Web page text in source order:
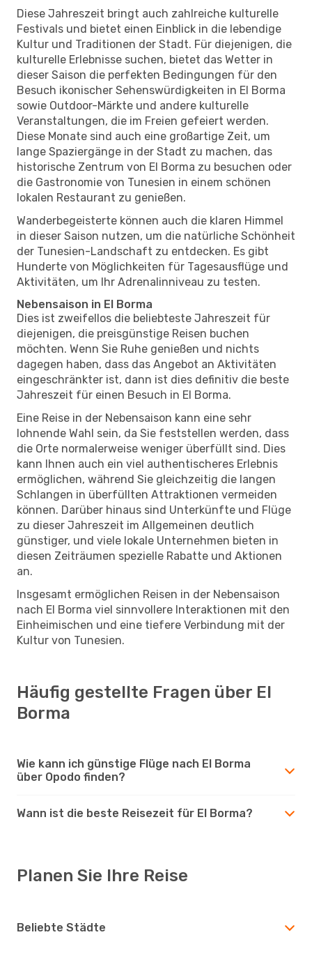
Diese Jahreszeit bringt auch zahlreiche kulturelle
Festivals und bietet einen Einblick in die lebendige
Kultur und Traditionen der Stadt. Für diejenigen, die
kulturelle Erlebnisse suchen, bietet das Wetter in
dieser Saison die perfekten Bedingungen für den
Besuch ikonischer Sehenswürdigkeiten in El Borma
sowie Outdoor-Märkte und andere kulturelle
Veranstaltungen, die im Freien gefeiert werden.
Diese Monate sind auch eine großartige Zeit, um
lange Spaziergänge in der Stadt zu machen, das
historische Zentrum von El Borma zu besuchen oder
die Gastronomie von Tunesien in einem schönen
lokalen Restaurant zu genießen.
Wanderbegeisterte können auch die klaren Himmel
in dieser Saison nutzen, um die natürliche Schönheit
der Tunesien-Landschaft zu entdecken. Es gibt
Hunderte von Möglichkeiten für Tagesausflüge und
Aktivitäten, um Ihr Adrenalinniveau zu testen.
Nebensaison in El Borma
Dies ist zweifellos die beliebteste Jahreszeit für
diejenigen, die preisgünstige Reisen buchen
möchten. Wenn Sie Ruhe genießen und nichts
dagegen haben, dass das Angebot an Aktivitäten
eingeschränkter ist, dann ist dies definitiv die beste
Jahreszeit für einen Besuch in El Borma.
Eine Reise in der Nebensaison kann eine sehr
lohnende Wahl sein, da Sie feststellen werden, dass
die Orte normalerweise weniger überfüllt sind. Dies
kann Ihnen auch ein viel authentischeres Erlebnis
ermöglichen, während Sie gleichzeitig die langen
Schlangen in überfüllten Attraktionen vermeiden
können. Darüber hinaus sind Unterkünfte und Flüge
zu dieser Jahreszeit im Allgemeinen deutlich
günstiger, und viele lokale Unternehmen bieten in
diesen Zeiträumen spezielle Rabatte und Aktionen
an.
Insgesamt ermöglichen Reisen in der Nebensaison
nach El Borma viel sinnvollere Interaktionen mit den
Einheimischen und eine tiefere Verbindung mit der
Kultur von Tunesien.
Häufig gestellte Fragen über El
Borma
Wie kann ich günstige Flüge nach El Borma
über Opodo finden?
Wann ist die beste Reisezeit für El Borma?
Planen Sie Ihre Reise
Beliebte Städte